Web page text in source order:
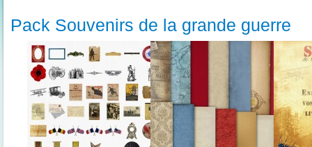
Pack Souvenirs de la grande guerre